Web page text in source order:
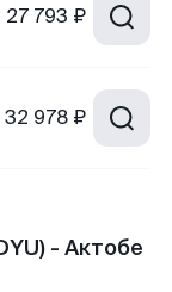
27 793 ₽
32 978 ₽
- Актобе